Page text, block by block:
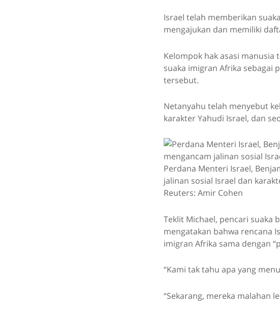
Israel telah memberikan
mengajukan dan memiliki
Kelompok hak asasi
suaka imigran Afrika sebagai
tersebut.
Netanyahu telah menyebut
karakter Yahudi Israel, dan
Perdana Menteri Israel,
jalinan sosial Israel dan
Reuters: Amir Cohen
Teklit Michael, pencari suaka
mengatakan bahwa rencana
imigran Afrika sama dengan
“Kami tak tahu apa yang
“Sekarang, mereka malahan